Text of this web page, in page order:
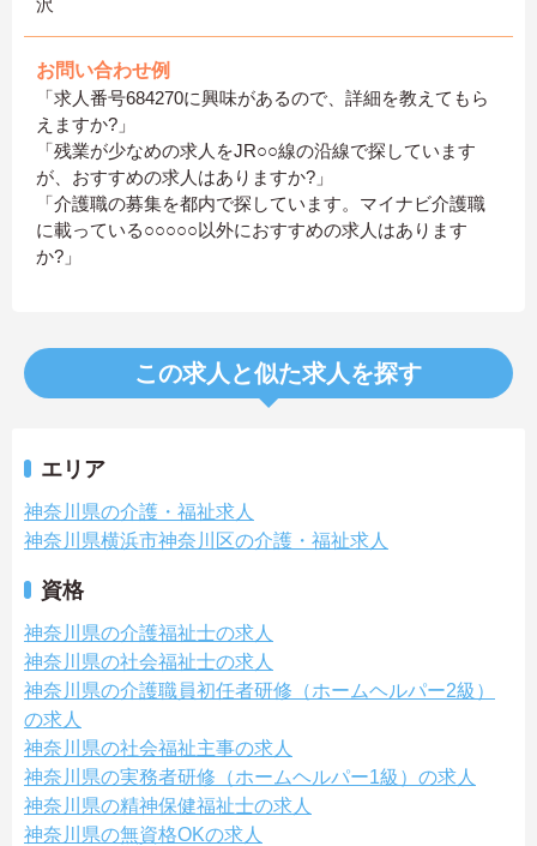
お問い合わせ例
「求人番号684270に興味があるので、詳細を教えてもら
えますか?」
「残業が少なめの求人をJR○○線の沿線で探しています
が、おすすめの求人はありますか?」
「介護職の募集を都内で探しています。マイナビ介護職
に載っている○○○○○以外におすすめの求人はあります
か?」
この求人と似た求人を探す
エリア
神奈川県の介護・福祉求人
神奈川県横浜市神奈川区の介護・福祉求人
資格
神奈川県の介護福祉士の求人
神奈川県の社会福祉士の求人
神奈川県の介護職員初任者研修（ホームヘルパー2級）
の求人
神奈川県の社会福祉主事の求人
神奈川県の実務者研修（ホームヘルパー1級）の求人
神奈川県の精神保健福祉士の求人
神奈川県の無資格OKの求人